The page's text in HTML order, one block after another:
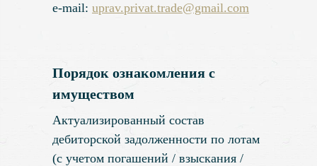
e-mail: uprav.privat.trade@gmail.com
Порядок ознакомления с
имуществом
Актуализированный состав
дебиторской задолженности по лотам
(с учетом погашений / взыскания /